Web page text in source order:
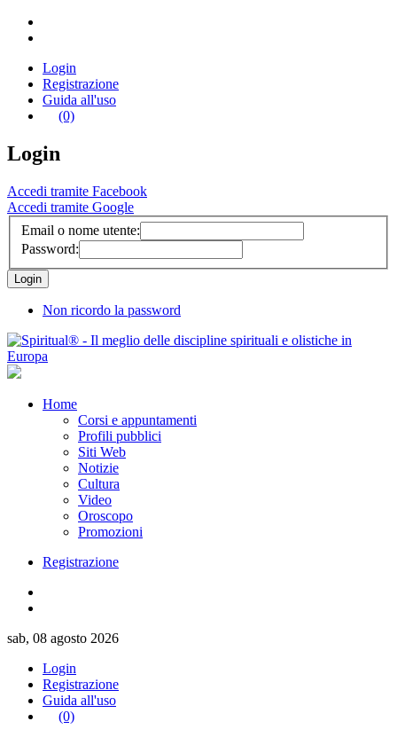
Login
Registrazione
Guida all'uso
(0)
Login
Accedi tramite Facebook
Accedi tramite Google
Email o nome utente:
Password:
Non ricordo la password
Home
Corsi e appuntamenti
Profili pubblici
Siti Web
Notizie
Cultura
Video
Oroscopo
Promozioni
Registrazione
sab, 08 agosto 2026
Login
Registrazione
Guida all'uso
(0)